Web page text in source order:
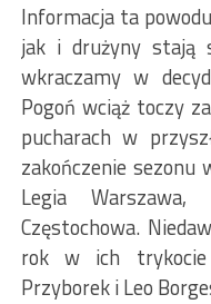
Informacja ta
jak i drużyny stają
wkraczamy w
Pogoń wciąż toczy
pucharach w
zakończenie sezonu
Legia
Częstochowa.
rok w ich trykocie
Przyborek i Leo